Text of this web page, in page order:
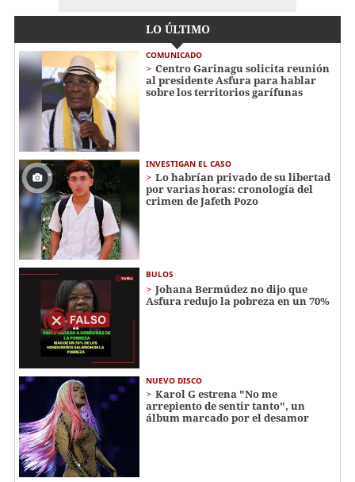
LO ÚLTIMO
COMUNICADO
Centro Garinagu solicita reunión
al presidente Asfura para hablar
sobre los territorios garífunas
INVESTIGAN EL CASO
Lo habrían privado de su libertad
por varias horas: cronología del
crimen de Jafeth Pozo
BULOS
Johana Bermúdez no dijo que
Asfura redujo la pobreza en un 70%
NUEVO DISCO
Karol G estrena "No me
arrepiento de sentir tanto", un
álbum marcado por el desamor